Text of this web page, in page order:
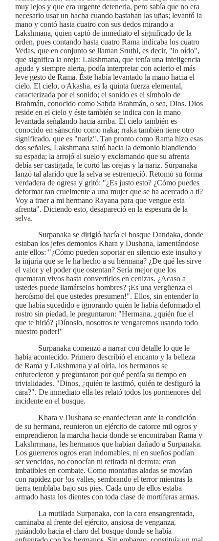
muy lejos y que era urgente detenerla, pero sabía que no era
necesario usar un hacha cuando bastaban las uñas; levantó la
mano y contó hasta cuatro con sus dedos mirando a
Lakshmana, quien captó de inmediato el significado de la
orden, pues contando hasta cuatro Rama indicaba los cuatro
Vedas, que en conjunto se llaman Sruthi, es decir, "lo oído",
que significa la oreja: Lakshmana, que tenía una inteligencia
aguda y siempre alerta, podía interpretar con acierto el más
leve gesto de Rama. Éste había levantado la mano hacia el
cielo. El cielo, o Akasha, es la quinta fuerza elemental,
caracterizada por el sonido; el sonido es el símbolo de
Brahmán, conocido como Sabda Brahmán, o sea, Dios. Dios
reside en el cielo y éste también se indica con la mano
levantada señalando hacia arriba. El cielo también es
conocido en sánscrito como naka; rraka también tiene otro
significado, que es "nariz". Tan pronto como Rama hizo esas
dos señales, Lakshmana saltó hacia la demonio blandiendo
su espada; la arrojó al suelo y exclamando que su afrenta
debía ser castigada, le cortó las orejas y la nariz. Surpanaka
lanzó tal alarido que la selva se estremeció. Retomó su forma
verdadera de ogresa y gritó: "¿Es justo esto? ¿Cómo puedes
deformar tan cruelmente a una mujer que se ha acercado a ti?
Voy a traer a mi hermano Rayana para que vengue esta
afrenta". Diciendo esto, desapareció en la espesura de la
selva.
Surpanaka se dirigió hacía el bosque Dandaka, donde
estaban los jefes demonios Khara y Dushana, lamentándose
ante ellos: "¿Cómo pueden soportar en silencio este insulto y
la injuria que se le ha hecho a su hermana? ¿De qué les sirve
el valor y el poder que ostentan? Sería mejor que los
quemaran vivos hasta convertirlos en cenizas. ¿Acaso a
ustedes puede llamárselos hombres? ¡Es una vergüenza el
heroísmo del que ustedes presumen!". Ellos, sin entender lo
que había sucedido e ignorando quién le había deformado el
rostro sin piedad, le preguntaron: "Hermana, ¿quién fue el
que te hirió? ¡Dínoslo, nosotros te vengaremos usando todo
nuestro poder!"
Surpanaka comenzó a narrar con detalle lo que le
había acontecido. Primero describió el encanto y la belleza
de Rama y Lakshmana y al oírla, los hermanos se
enfurecieron y preguntaron por qué perdía su tiempo en
trivialidades. "Dinos, ¿quién te lastimó, quién te desfiguró la
cara?". De inmediato ella les relató todos los pormenores del
incidente en el bosque.
Khara v Dushana se enardecieran ante la condición
de su hermana, reunieron un ejército de catorce mil ogros y
emprendieron la marcha hacia donde se encontraban Rama y
Lakshrrmana, les hermanos que habían dañado a Surpanaka.
Los guerreros ogros eran indomables, ni en sueños podían
ser vencidos, no conocían ni retirada ni derrota; eran
imbatibles en combate. Como montañas aladas se movían
con rapidez por !os valles, sembrando el terror mientras la
tierra temblaba bajo sus pies. Cada uno de ellos estaba
armado hasta los dientes con toda clase de mortíferas armas.
La mutilada Surpanaka, con la cara ensangrentada,
caminaba al frente del ejército, ansiosa de venganza,
guiándolo hacia el claro del bosque donde se había